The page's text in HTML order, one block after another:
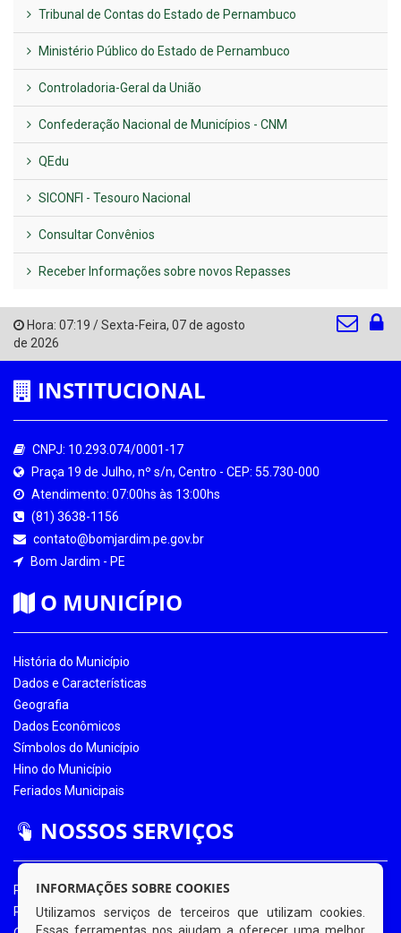
Tribunal de Contas do Estado de Pernambuco
Ministério Público do Estado de Pernambuco
Controladoria-Geral da União
Confederação Nacional de Municípios - CNM
QEdu
SICONFI - Tesouro Nacional
Consultar Convênios
Receber Informações sobre novos Repasses
Hora: 07:19 /Sexta-Feira, 07 de agosto
de 2026
INSTITUCIONAL
CNPJ: 10.293.074/0001-17
Praça 19 de Julho, nº s/n, Centro - CEP: 55.730-000
Atendimento: 07:00hs às 13:00hs
(81) 3638-1156
contato@bomjardim.pe.gov.br
Bom Jardim - PE
O MUNICÍPIO
História do Município
Dados e Características
Geografia
Dados Econômicos
Símbolos do Município
Hino do Município
Feriados Municipais
NOSSOS SERVIÇOS
Portal da Transparência
Portal da Transparência COVID-19
INFORMAÇÕES SOBRE COOKIES
Utilizamos serviços de terceiros que utilizam cookies.